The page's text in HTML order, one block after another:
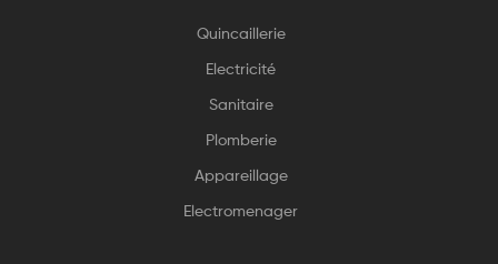
Quincaillerie
Electricité
Sanitaire
Plomberie
Appareillage
Electromenager